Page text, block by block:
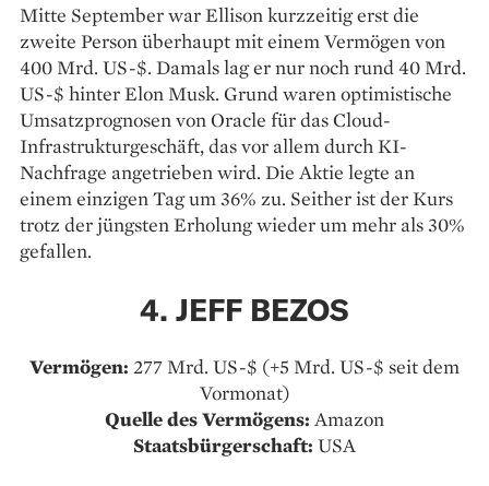
Mitte September war Ellison kurzzeitig erst die
zweite Person überhaupt mit einem Vermögen von
400 Mrd. US-$. Damals lag er nur noch rund 40 Mrd.
US-$ hinter Elon Musk. Grund waren optimistische
Umsatzprognosen von Oracle für das Cloud-
Infrastrukturgeschäft, das vor allem durch KI-
Nachfrage angetrieben wird. Die Aktie legte an
einem einzigen Tag um 36% zu. Seither ist der Kurs
trotz der jüngsten Erholung wieder um mehr als 30%
gefallen.
4. JEFF BEZOS
Vermögen: 277 Mrd. US-$ (+5 Mrd. US-$ seit dem
Vormonat)
Quelle des Vermögens: Amazon
Staatsbürgerschaft: USA